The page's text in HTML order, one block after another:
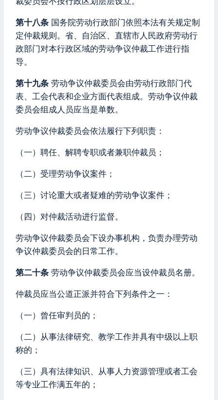
第十八条 国务院劳动行政部门依照本法有关规定制
定仲裁规则。省、自治区、直辖市人民政府劳动行
政部门对本行政区域的劳动争议仲裁工作进行指
导。
第十九条 劳动争议仲裁委员会由劳动行政部门代
表、工会代表和企业方面代表组成。劳动争议仲裁
委员会组成人员应当是单数。
劳动争议仲裁委员会依法履行下列职责：
（一）聘任、解聘专职或者兼职仲裁员；
（二）受理劳动争议案件；
（三）讨论重大或者疑难的劳动争议案件；
（四）对仲裁活动进行监督。
劳动争议仲裁委员会下设办事机构，负责办理劳动
争议仲裁委员会的日常工作。
第二十条 劳动争议仲裁委员会应当设仲裁员名册。
仲裁员应当公道正派并符合下列条件之一：
（一）曾任审判员的；
（二）从事法律研究、教学工作并具有中级以上职
称的；
（三）具有法律知识、从事人力资源管理或者工会
等专业工作满五年的；